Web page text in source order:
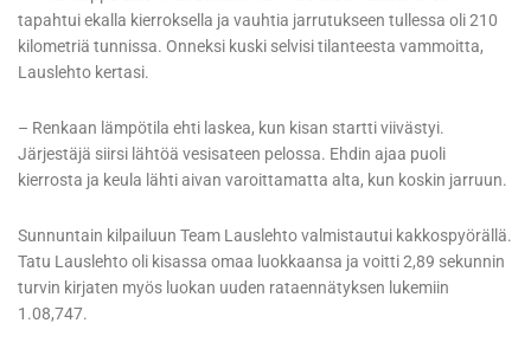
tapahtui ekalla kierroksella ja vauhtia jarrutukseen tullessa oli 210
kilometriä tunnissa. Onneksi kuski selvisi tilanteesta vammoitta,
Lauslehto kertasi.
– Renkaan lämpötila ehti laskea, kun kisan startti viivästyi.
Järjestäjä siirsi lähtöä vesisateen pelossa. Ehdin ajaa puoli
kierrosta ja keula lähti aivan varoittamatta alta, kun koskin jarruun.
Sunnuntain kilpailuun Team Lauslehto valmistautui kakkospyörällä.
Tatu Lauslehto oli kisassa omaa luokkaansa ja voitti 2,89 sekunnin
turvin kirjaten myös luokan uuden rataennätyksen lukemiin
1.08,747.